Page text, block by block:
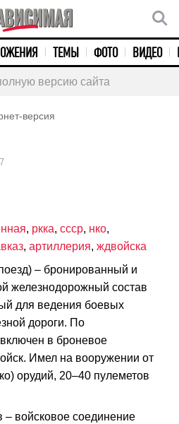
ТЕМЫ ФОТО ВИДЕО
версию сайта
версия
, ркка, ссср, нко,
, артиллерия, ждвойска
– бронированный и
железнодорожный состав
для ведения боевых
дороги. По
в броневое
Имел на вооружении от
орудий, 20–40 пулеметов
войсковое соединение